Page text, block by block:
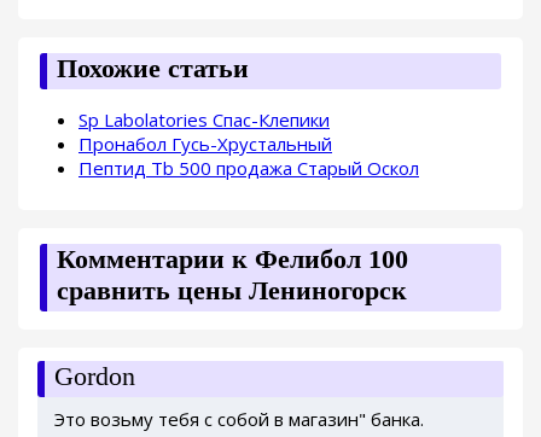
Похожие статьи
Sp Labolatories Спас-Клепики
Пронабол Гусь-Хрустальный
Пептид Tb 500 продажа Старый Оскол
Комментарии к Фелибол 100
сравнить цены Лениногорск
Gordon
Это возьму тебя с собой в магазин" банка.